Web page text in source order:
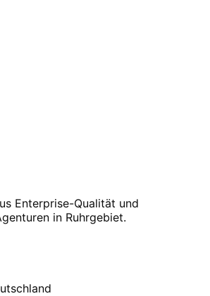
Enterprise-Qualität und
in Ruhrgebiet.